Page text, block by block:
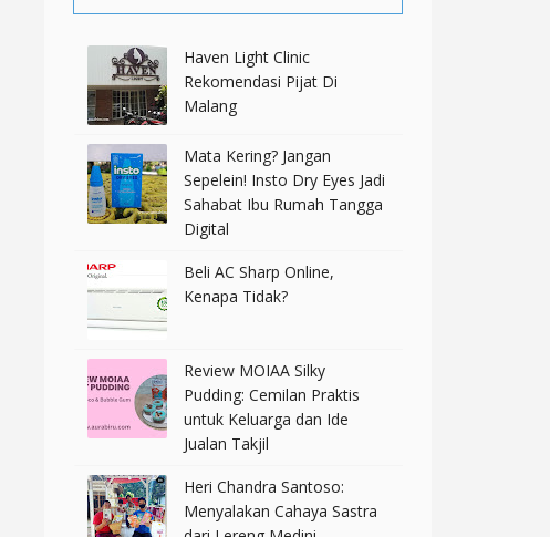
Haven Light Clinic
Rekomendasi Pijat Di
Malang
Mata Kering? Jangan
Sepelein! Insto Dry Eyes Jadi
Sahabat Ibu Rumah Tangga
Digital
Beli AC Sharp Online,
Kenapa Tidak?
Review MOIAA Silky
Pudding: Cemilan Praktis
untuk Keluarga dan Ide
Jualan Takjil
Heri Chandra Santoso:
Menyalakan Cahaya Sastra